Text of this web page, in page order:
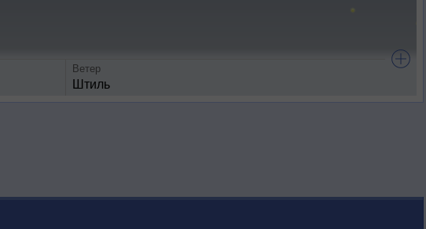
Ветер
Штиль